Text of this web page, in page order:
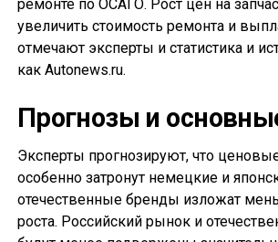
ремонте по ОСАГО. Рост цен на
увеличить стоимость ремонта и
отмечают эксперты и статистика и
как Autonews.ru.
Прогнозы и
Эксперты прогнозируют, что
особенно затронут немецкие и
отечественные бренды изложат
роста. Российский рынок и